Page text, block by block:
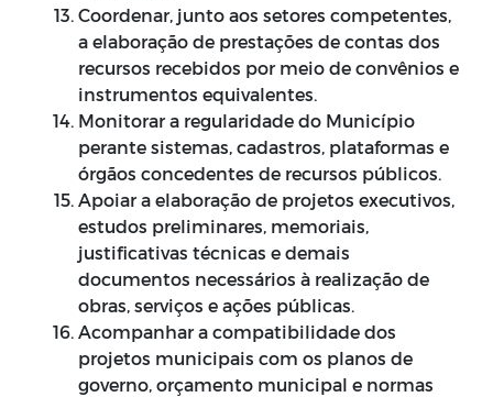
Coordenar, junto aos setores competentes,
a elaboração de prestações de contas dos
recursos recebidos por meio de convênios e
instrumentos equivalentes.
Monitorar a regularidade do Município
perante sistemas, cadastros, plataformas e
órgãos concedentes de recursos públicos.
Apoiar a elaboração de projetos executivos,
estudos preliminares, memoriais,
justificativas técnicas e demais
documentos necessários à realização de
obras, serviços e ações públicas.
Acompanhar a compatibilidade dos
projetos municipais com os planos de
governo, orçamento municipal e normas